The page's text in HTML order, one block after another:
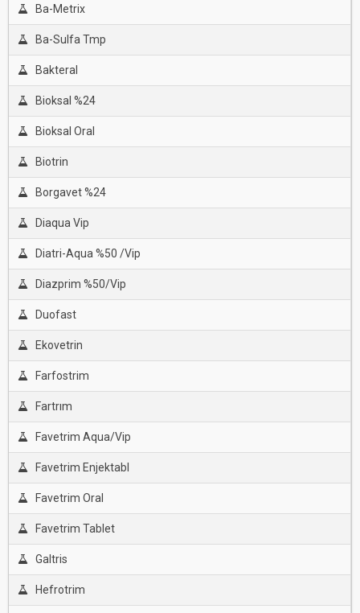
Ba-Metrix
Ba-Sulfa Tmp
Bakteral
Bioksal %24
Bioksal Oral
Biotrin
Borgavet %24
Diaqua Vip
Diatri-Aqua %50 /Vip
Diazprim %50/Vip
Duofast
Ekovetrin
Farfostrim
Fartrım
Favetrim Aqua/Vip
Favetrim Enjektabl
Favetrim Oral
Favetrim Tablet
Galtris
Hefrotrim